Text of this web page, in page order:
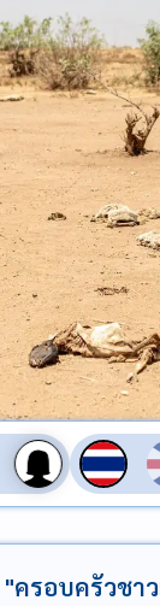
สลับเสียงอ่าน
ครอบครัวชา